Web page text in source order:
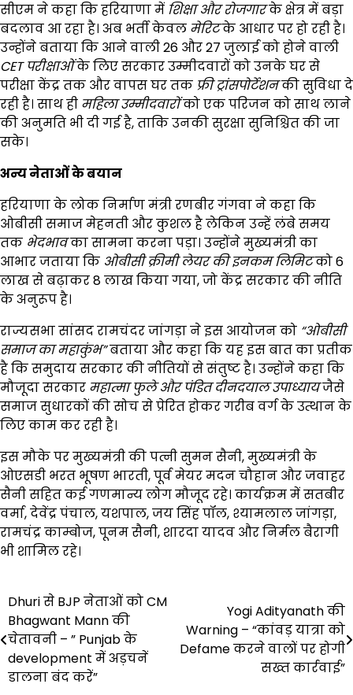
सीएम ने कहा कि हरियाणा में शिक्षा और रोजगारके क्षेत्र में बड़ा
बदलाव आ रहा है। अब भर्ती केवल मेरिटके आधार पर हो रही है।
उन्होंने बताया कि आने वाली 26 और 27 जुलाई को होने वाली
CETपरीक्षाओंके लिए सरकार उम्मीदवारों को उनके घर से
परीक्षा केंद्र तक और वापस घर तक फ्री ट्रांसपोर्टेशनकी सुविधा दे
रही है। साथ ही महिला उम्मीदवारोंको एक परिजन को साथ लाने
की अनुमति भी दी गई है, ताकि उनकी सुरक्षा सुनिश्चित की जा
सके।
अन्य नेताओं के बयान
हरियाणा के लोक निर्माण मंत्री रणबीर गंगवा ने कहा कि
ओबीसी समाज मेहनती और कुशल है लेकिन उन्हें लंबे समय
तक भेदभावका सामना करना पड़ा। उन्होंने मुख्यमंत्री का
आभार जताया कि ओबीसी क्रीमी लेयर की इनकम लिमिटको ₹6
लाख से बढ़ाकर ₹8 लाख किया गया, जो केंद्र सरकार की नीति
के अनुरूप है।
राज्यसभा सांसद रामचंदर जांगड़ा ने इस आयोजन को “ओबीसी
समाज का महाकुंभ”बताया और कहा कि यह इस बात का प्रतीक
है कि समुदाय सरकार की नीतियों से संतुष्ट है। उन्होंने कहा कि
मौजूदा सरकार महात्मा फुले और पंडित दीनदयाल उपाध्यायजैसे
समाज सुधारकों की सोच से प्रेरित होकर गरीब वर्ग के उत्थान के
लिए काम कर रही है।
इस मौके पर मुख्यमंत्री की पत्नी सुमन सैनी, मुख्यमंत्री के
ओएसडी भरत भूषण भारती, पूर्व मेयर मदन चौहान और जवाहर
सैनी सहित कई गणमान्य लोग मौजूद रहे। कार्यक्रम में सतबीर
वर्मा, देवेंद्र पंचाल, यशपाल, जय सिंह पॉल, श्यामलाल जांगड़ा,
रामचंद्र काम्बोज, पूनम सैनी, शारदा यादव और निर्मल बैरागी
भी शामिल रहे।
Post
navigation
Dhuri से BJP नेताओं को CM
Bhagwant Mann की
चेतावनी – ” Punjab के
development में अड़चनें
डालना बंद करें”
Yogi Adityanath की
Warning – “कांवड़ यात्रा को
Defame करने वालों पर होगी
सख्त कार्रवाई”